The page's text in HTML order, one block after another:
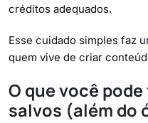
créditos adequados.
Esse cuidado simples faz
quem vive de criar
O que você
salvos (além do